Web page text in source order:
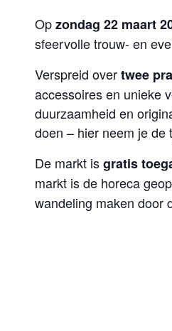
Opzondag 22 maart
sfeervolle trouw- en
Verspreid overtwee
accessoires en unieke
duurzaamheid en
doen – hier neem je de
De markt isgratis
markt is de horeca
wandeling maken door